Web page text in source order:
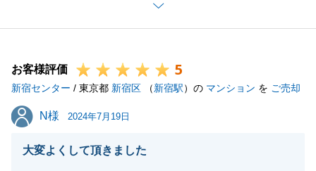
今後とも、末永いお付き合いをよろしくお願い致しま
す。
お客様評価 5
新宿センター / 東京都 新宿区 （新宿駅）の マンション を ご売却
N様
N様 2024年7月19日
大変よくして頂きました